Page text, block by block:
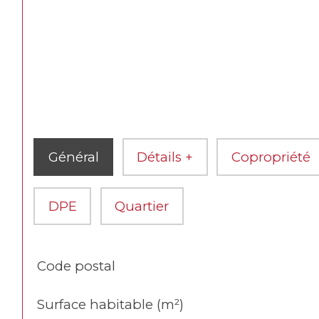
Général Détails + Copropriété
DPE Quartier
TRAD_SIROCCO_Caracteristique
Code postal
Surface habitable (m²)